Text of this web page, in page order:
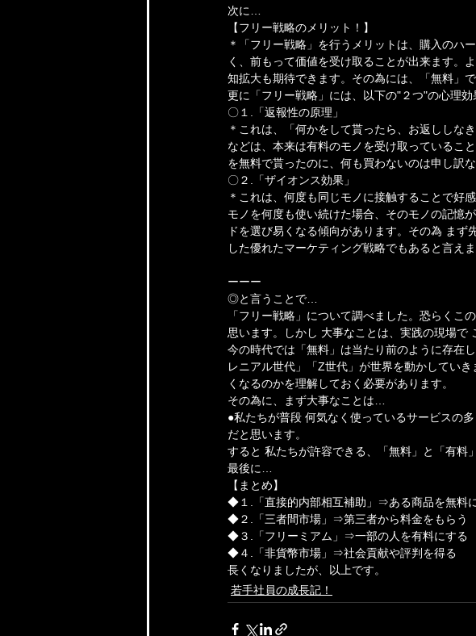
次に…
【フリー戦略のメリット！】
＊「フリー戦略」を行うメリットは、購入のハ
く、前もって価値を受け取ることが出来ます。
知拡大も期待できます。その為には、「無料」
更に「フリー戦略」には、以下の"２つ"の心理
〇１.「返報性の原理」
＊これは、「何かをして貰ったら、お返しし
などは、本来は有料のモノを受け取っているこ
を無料で貰ったのに、何も買わないのは申し訳
〇２.「ザイオンス効果」
＊これは、何度も同じモノに接触することで好
モノを何度も使い続けた場合、そのモノの記憶
ドを選び易くなる傾向があります。その為 ま
した優れたマーケティング戦略でもあると言えま
ーーー
◎と言うことで…
「フリー戦略」について調べました。恐らくこ
思います。しかし 大事なことは、実践の現場
今の時代では「無料」は当たり前のように存在
レニアル世代」「Z世代」が世界を動かしてい
くなるのかを理解しておく必要があります。
その為に、まず大事なことは…
●私たちが普段 何気なく使っているサービスの
だと思います。
すると 私たちが許容できる、「無料」と「有料
最後に…
【まとめ】
◆１.「直接的内部相互補助」⇒ある商品を無料
◆２.「三者間市場」⇒第三者から料金をもらう
◆３.「フリーミアム」⇒一部の人を有料にする
◆４.「非貨幣市場」⇒社会貢献や評判を得る
長くなりましたが、以上です。
若手社員の成長記！